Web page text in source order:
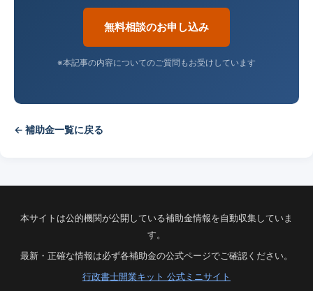
無料相談のお申し込み
※本記事の内容についてのご質問もお受けしています
← 補助金一覧に戻る
本サイトは公的機関が公開している補助金情報を自動収集していま
す。
最新・正確な情報は必ず各補助金の公式ページでご確認ください。
行政書士開業キット 公式ミニサイト